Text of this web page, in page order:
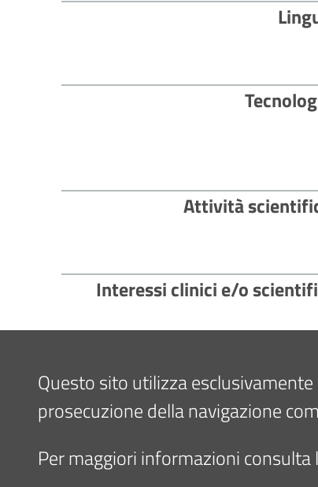
Attività
Interessi clinici e/o
Contenuto aggiornato il 17/06/
Questo sito utilizza
prosecuzione della navigazione
Per maggiori informazioni consulta